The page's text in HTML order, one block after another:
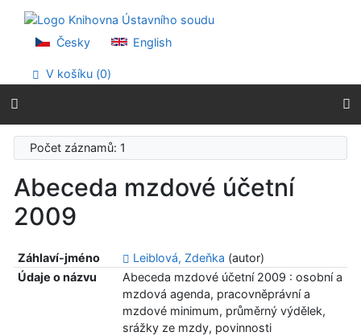
Přejít na menu
Prohlášení o webové přístupnosti
Česky English
V košíku (0)
Počet záznamů: 1
Abeceda mzdové účetní
2009
Záhlaví-jméno Leiblová, Zdeňka (autor)
Údaje o názvu
Abeceda mzdové účetní 2009 : osobní a
mzdová agenda, pracovněprávní a
mzdové minimum, průměrný výdělek,
srážky ze mzdy, povinnosti